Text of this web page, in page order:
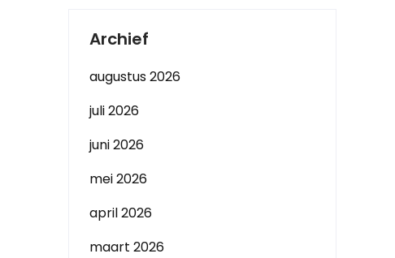
Archief
augustus 2026
juli 2026
juni 2026
mei 2026
april 2026
maart 2026